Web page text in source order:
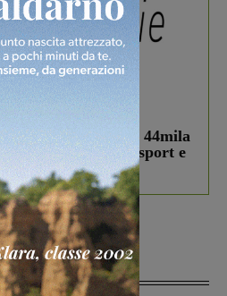
Smart Cities, oltre 44mila
il bando per lo sport e